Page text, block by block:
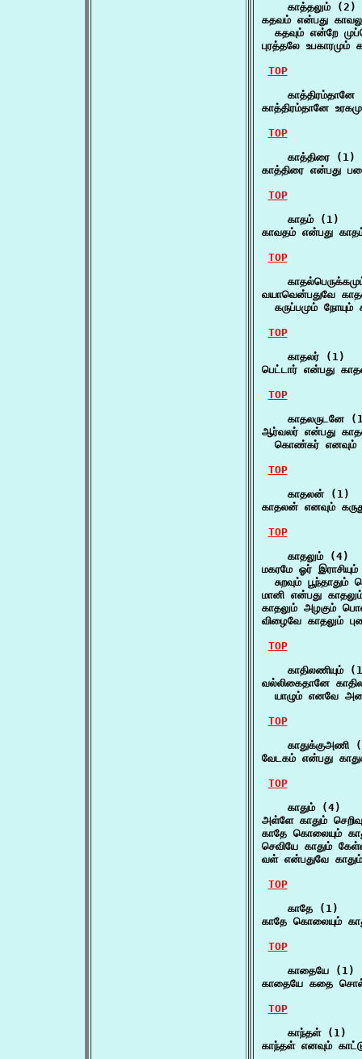
    காத்தலும் (2)
கதவம் என்பது
கதவும் என்றே
புரத்தலே
TOP
காத்திரம்தானே
காத்திரம்தானே
TOP
    காத்திரை (1)
காத்திரை என்பது
TOP
    காதம் (1)
காவதம் என்பது
TOP
வயாவென்பதுவே
கருப்பமும் நோயும்
TOP
    காதலர் (1)
பெட்டார் என்பது
TOP
காதலருடனே
ஆர்வலர் என்பது
கொண்கர் எனவும்
TOP
    காதலன் (1)
காதலன் எனவும்
TOP
    காதலும் (4)
மகரமே ஓர்
சுறவும்
மானி என்பது
காதலும் அழகும்
விழைவே காதலும்
TOP
காதிலணியும்
வல்லிகைதானே
யாழும் எனவே
TOP
காதுக்குஅணி
வேடகம் என்பது
TOP
    காதும் (4)
அள்ளே காதும்
காதே கொலையும்
செவியே காதும்
வள் என்பதுவே
TOP
    காதே (1)
காதே கொலையும்
TOP
    காதையே (1)
காதையே கதை
TOP
    காந்தள் (1)
காந்தள் எனவும்